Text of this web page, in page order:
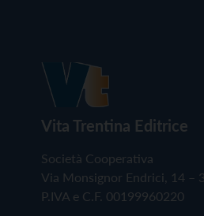
Vita Trentina Editrice
Società Cooperativa
Via Monsignor Endrici, 14 –
P.IVA e C.F. 00199960220